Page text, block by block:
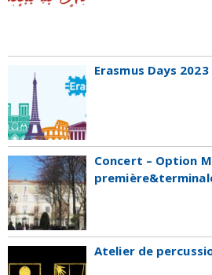
Erasmus Days 2023
Concert – Option
Atelier de